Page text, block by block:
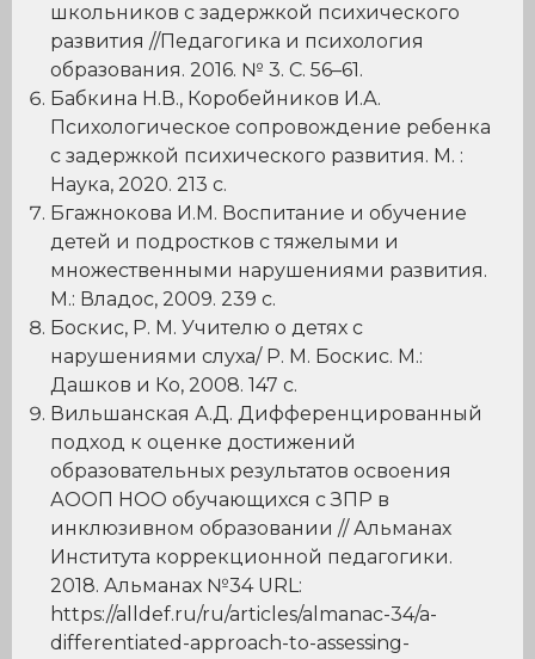
школьников с задержкой психического
развития //Педагогика и психология
образования. 2016. № 3. С. 56–61.
Бабкина Н.В., Коробейников И.А.
Психологическое сопровождение ребенка
с задержкой психического развития. М. :
Наука, 2020. 213 с.
Бгажнокова И.М. Воспитание и обучение
детей и подростков с тяжелыми и
множественными нарушениями развития.
М.: Владос, 2009. 239 с.
Боскис, Р. М. Учителю о детях с
нарушениями слуха/ Р. М. Боскис. М.:
Дашков и Ко, 2008. 147 с.
Вильшанская А.Д. Дифференцированный
подход к оценке достижений
образовательных результатов освоения
АООП НОО обучающихся с ЗПР в
инклюзивном образовании // Альманах
Института коррекционной педагогики.
2018. Альманах №34 URL:
https://alldef.ru/ru/articles/almanac-34/a-
differentiated-approach-to-assessing-